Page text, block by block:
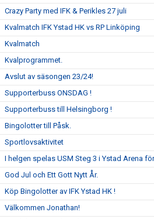
Crazy Party med IFK & Perikles 27 juli
Kvalmatch IFK Ystad HK vs RP Linköping
Kvalmatch
Kvalprogrammet.
Avslut av säsongen 23/24!
Supporterbuss ONSDAG !
Supporterbuss till Helsingborg !
Bingolotter till Påsk.
Sportlovsaktivitet
I helgen spelas USM Steg 3 i Ystad Arena
God Jul och Ett Gott Nytt År.
Köp Bingolotter av IFK Ystad HK !
Välkommen Jonathan!